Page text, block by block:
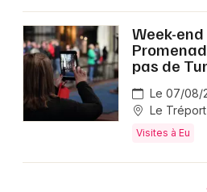
Week-
pas de
Le 07/08/
Le Tréport
Visites à Eu